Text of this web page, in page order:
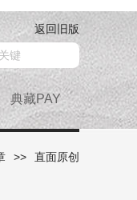
返回旧版
典藏PAY
>> 直面原创